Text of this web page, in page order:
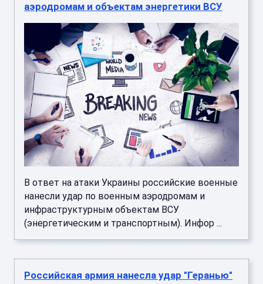
аэродромам и объектам энергетики ВСУ
В ответ на атаки Украины российские военные
нанесли удар по военным аэродромам и
инфраструктурным объектам ВСУ
(энергетическим и транспортным). Инфор ...
Российская армия нанесла удар "Геранью"